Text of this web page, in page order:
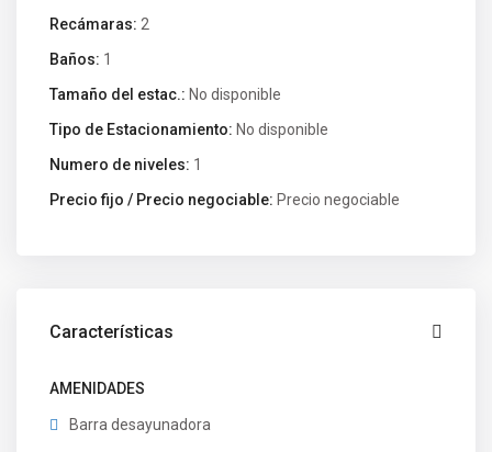
Recámaras: 2
Baños: 1
Tamaño del estac.: No disponible
Tipo de Estacionamiento: No disponible
Numero de niveles: 1
Precio fijo / Precio negociable: Precio negociable
Características
AMENIDADES
Barra desayunadora